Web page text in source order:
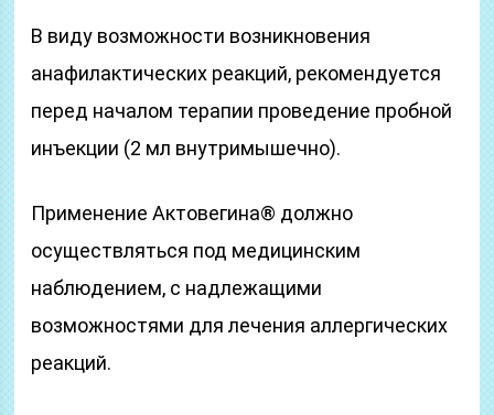
В виду возможности возникновения
анафилактических реакций, рекомендуется
перед началом терапии проведение пробной
инъекции (2 мл внутримышечно).
Применение Актовегина® должно
осуществляться под медицинским
наблюдением, с надлежащими
возможностями для лечения аллергических
реакций.